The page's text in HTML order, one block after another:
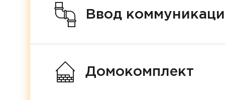
Ввод
Домокомплект